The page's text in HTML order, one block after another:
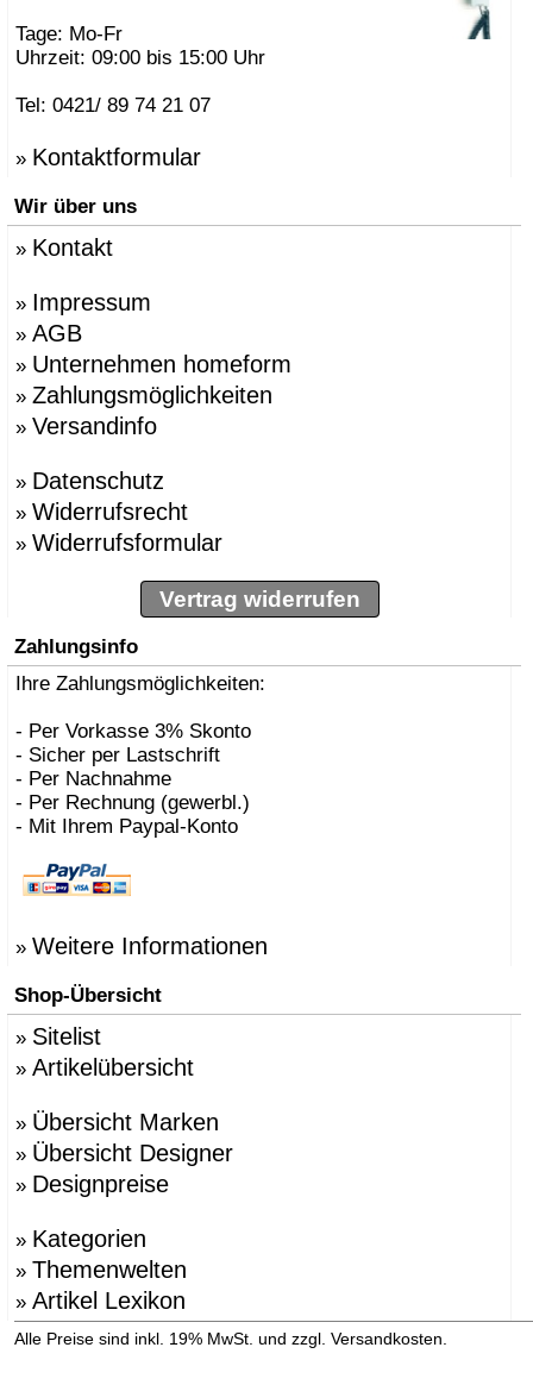
Tage: Mo-Fr
Uhrzeit: 09:00 bis 15:00 Uhr
Tel: 0421/ 89 74 21 07
» Kontaktformular
Wir über uns
» Kontakt
» Impressum
» AGB
» Unternehmen homeform
» Zahlungsmöglichkeiten
» Versandinfo
» Datenschutz
» Widerrufsrecht
» Widerrufsformular
Vertrag widerrufen
Zahlungsinfo
Ihre Zahlungsmöglichkeiten:
- Per Vorkasse 3% Skonto
- Sicher per Lastschrift
- Per Nachnahme
- Per Rechnung (gewerbl.)
- Mit Ihrem Paypal-Konto
» Weitere Informationen
Shop-Übersicht
» Sitelist
» Artikelübersicht
» Übersicht Marken
» Übersicht Designer
» Designpreise
» Kategorien
» Themenwelten
» Artikel Lexikon
Alle Preise sind inkl. 19% MwSt. und zzgl. Versandkosten.